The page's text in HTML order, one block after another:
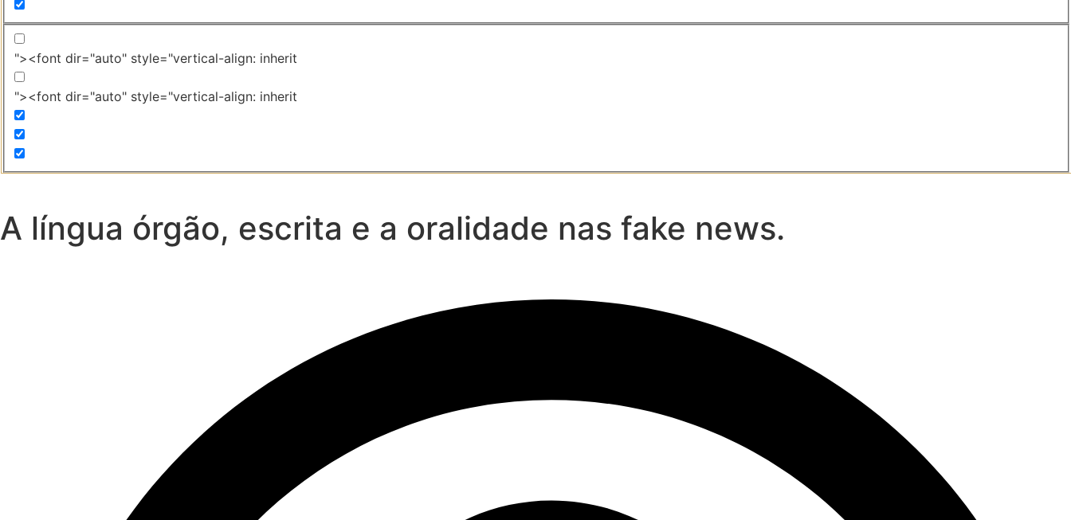
"><font dir="auto" style="vertical-align: inherit
"><font dir="auto" style="vertical-align: inherit
A língua órgão, escrita e a oralidade nas fake news.